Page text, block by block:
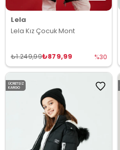
Lela
Lela Kız Çocuk Mont
₺879,99
₺1.249,99 %30
ÜCRETSIZ
KARGO